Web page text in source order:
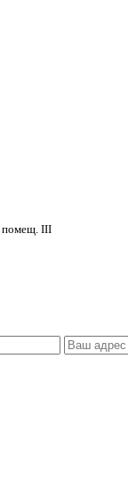
помещ. III